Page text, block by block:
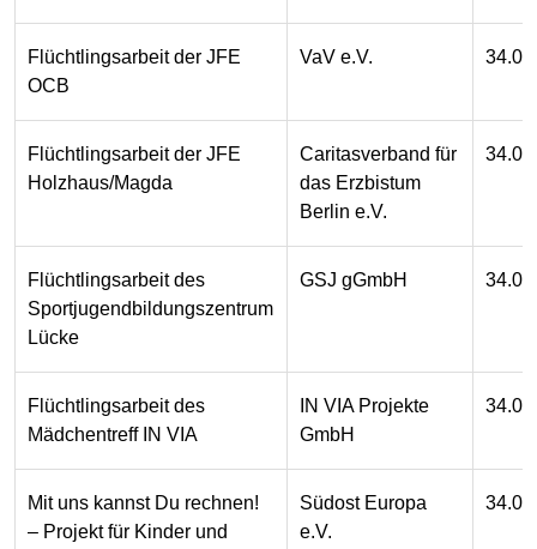
Flüchtlingsarbeit der JFE
OCB
VaV e.V.
Flüchtlingsarbeit der JFE
Holzhaus/Magda
Caritasverband für
das Erzbistum
Berlin e.V.
Flüchtlingsarbeit des
Sportjugendbildungszentrum
Lücke
GSJ gGmbH
Flüchtlingsarbeit des
Mädchentreff IN VIA
IN VIA Projekte
GmbH
Mit uns kannst Du rechnen!
– Projekt für Kinder und
Südost Europa
e.V.